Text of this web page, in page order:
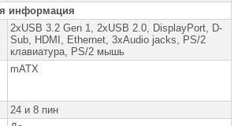
информация
2xUSB 3.2 Gen 1, 2xUSB 2.0, DisplayPort, D-
Sub, HDMI, Ethernet, 3xAudio jacks, PS/2
клавиатура, PS/2 мышь
mATX
24 и 8 пин